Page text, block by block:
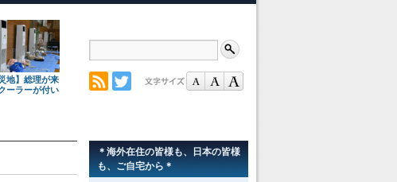
地】総理が来
ーラーが付い
＊海外在住の皆様も、日本の皆様
も、ご自宅から＊